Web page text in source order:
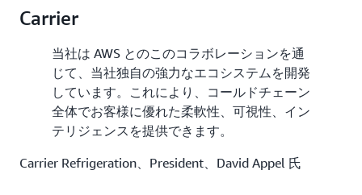
Carrier
当社は AWS とのこのコラボレーションを通
じて、当社独自の強力なエコシステムを開発
しています。これにより、コールドチェーン
全体でお客様に優れた柔軟性、可視性、イン
テリジェンスを提供できます。
Carrier Refrigeration、President、David Appel 氏